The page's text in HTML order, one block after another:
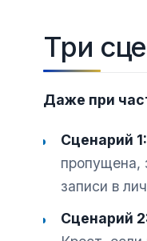
Три
Даже при
Сценарий
пропущена,
записи в
Сценарий